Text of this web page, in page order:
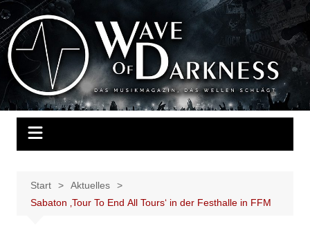
Zum
Inhalt
springen
Wave of Darkness
Das Musikmagazin, das Wellen schlägt. Konzerte, Festivals, Events,
Fotos, Termine, Interviews, Berichte, Musik
Start
Aktuelles
Sabaton ‚Tour To End All Tours‘ in der Festhalle in FFM